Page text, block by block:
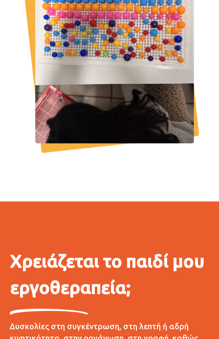
Χρειάζεται το παιδί μου
εργοθεραπεία;
Δυσκολίες στη συγκέντρωση, στη λεπτή ή αδρή